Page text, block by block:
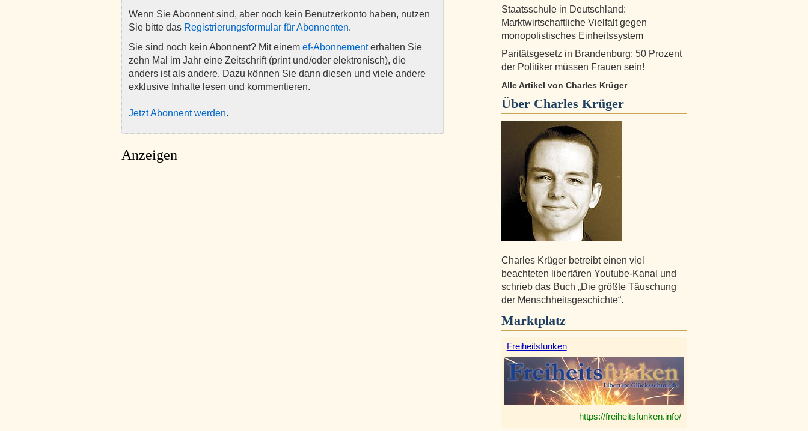
Wenn Sie Abonnent sind, aber noch kein Benutzerkonto haben, nutzen
Sie bitte das Registrierungsformular für Abonnenten.
Sie sind noch kein Abonnent? Mit einem ef-Abonnementerhalten Sie
zehn Mal im Jahr eine Zeitschrift (print und/oder elektronisch), die
anders ist als andere. Dazu können Sie dann diesen und viele andere
exklusive Inhalte lesen und kommentieren.
Jetzt Abonnent werden.
Anzeigen
Staatsschule in Deutschland:
Marktwirtschaftliche Vielfalt gegen
monopolistisches Einheitssystem
Paritätsgesetz in Brandenburg: 50 Prozent
der Politiker müssen Frauen sein!
Alle Artikel von Charles Krüger
Über Charles Krüger
Charles Krüger betreibt einen viel
beachteten libertären Youtube-Kanal und
schrieb das Buch „Die größte Täuschung
der Menschheitsgeschichte“.
Marktplatz
Freiheitsfunken
https://freiheitsfunken.info/